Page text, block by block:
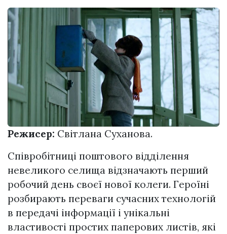
Режисер: Світлана Суханова.
Співробітниці поштового відділення
невеликого селища відзначають перший
робочий день своєї нової колеги. Героїні
розбирають переваги сучасних технологій
в передачі інформації і унікальні
властивості простих паперових листів, які